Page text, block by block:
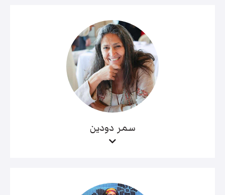
سمر دودين